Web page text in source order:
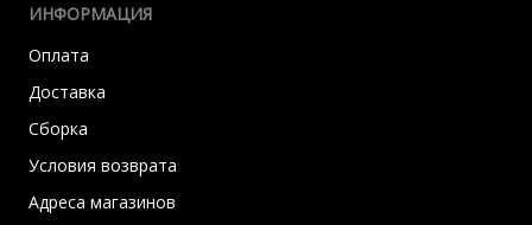
ИНФОРМАЦИЯ
Оплата
Доставка
Сборка
Условия возврата
Адреса магазинов